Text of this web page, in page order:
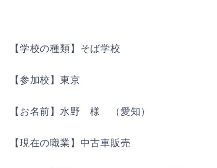
【学校の種類】そば学校
【参加校】東京
【お名前】水野 様 （愛知）
【現在の職業】中古車販売